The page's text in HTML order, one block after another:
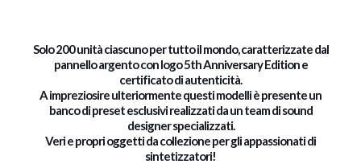
Solo 200 unità ciascuno per tutto il mondo, caratterizzate dal
pannello argento con logo 5th Anniversary Edition e
certificato di autenticità.
A impreziosire ulteriormente questi modelli è presente un
banco di preset esclusivi realizzati da un team di sound
designer specializzati.
Veri e propri oggetti da collezione per gli appassionati di
sintetizzatori!